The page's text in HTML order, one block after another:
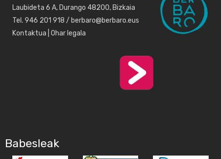
Laubideta 6 A, Durango 48200, Bizkaia
Tel. 946 201 918 / berbaro@berbaro.eus
Kontaktua Ohar legala
Babesleak